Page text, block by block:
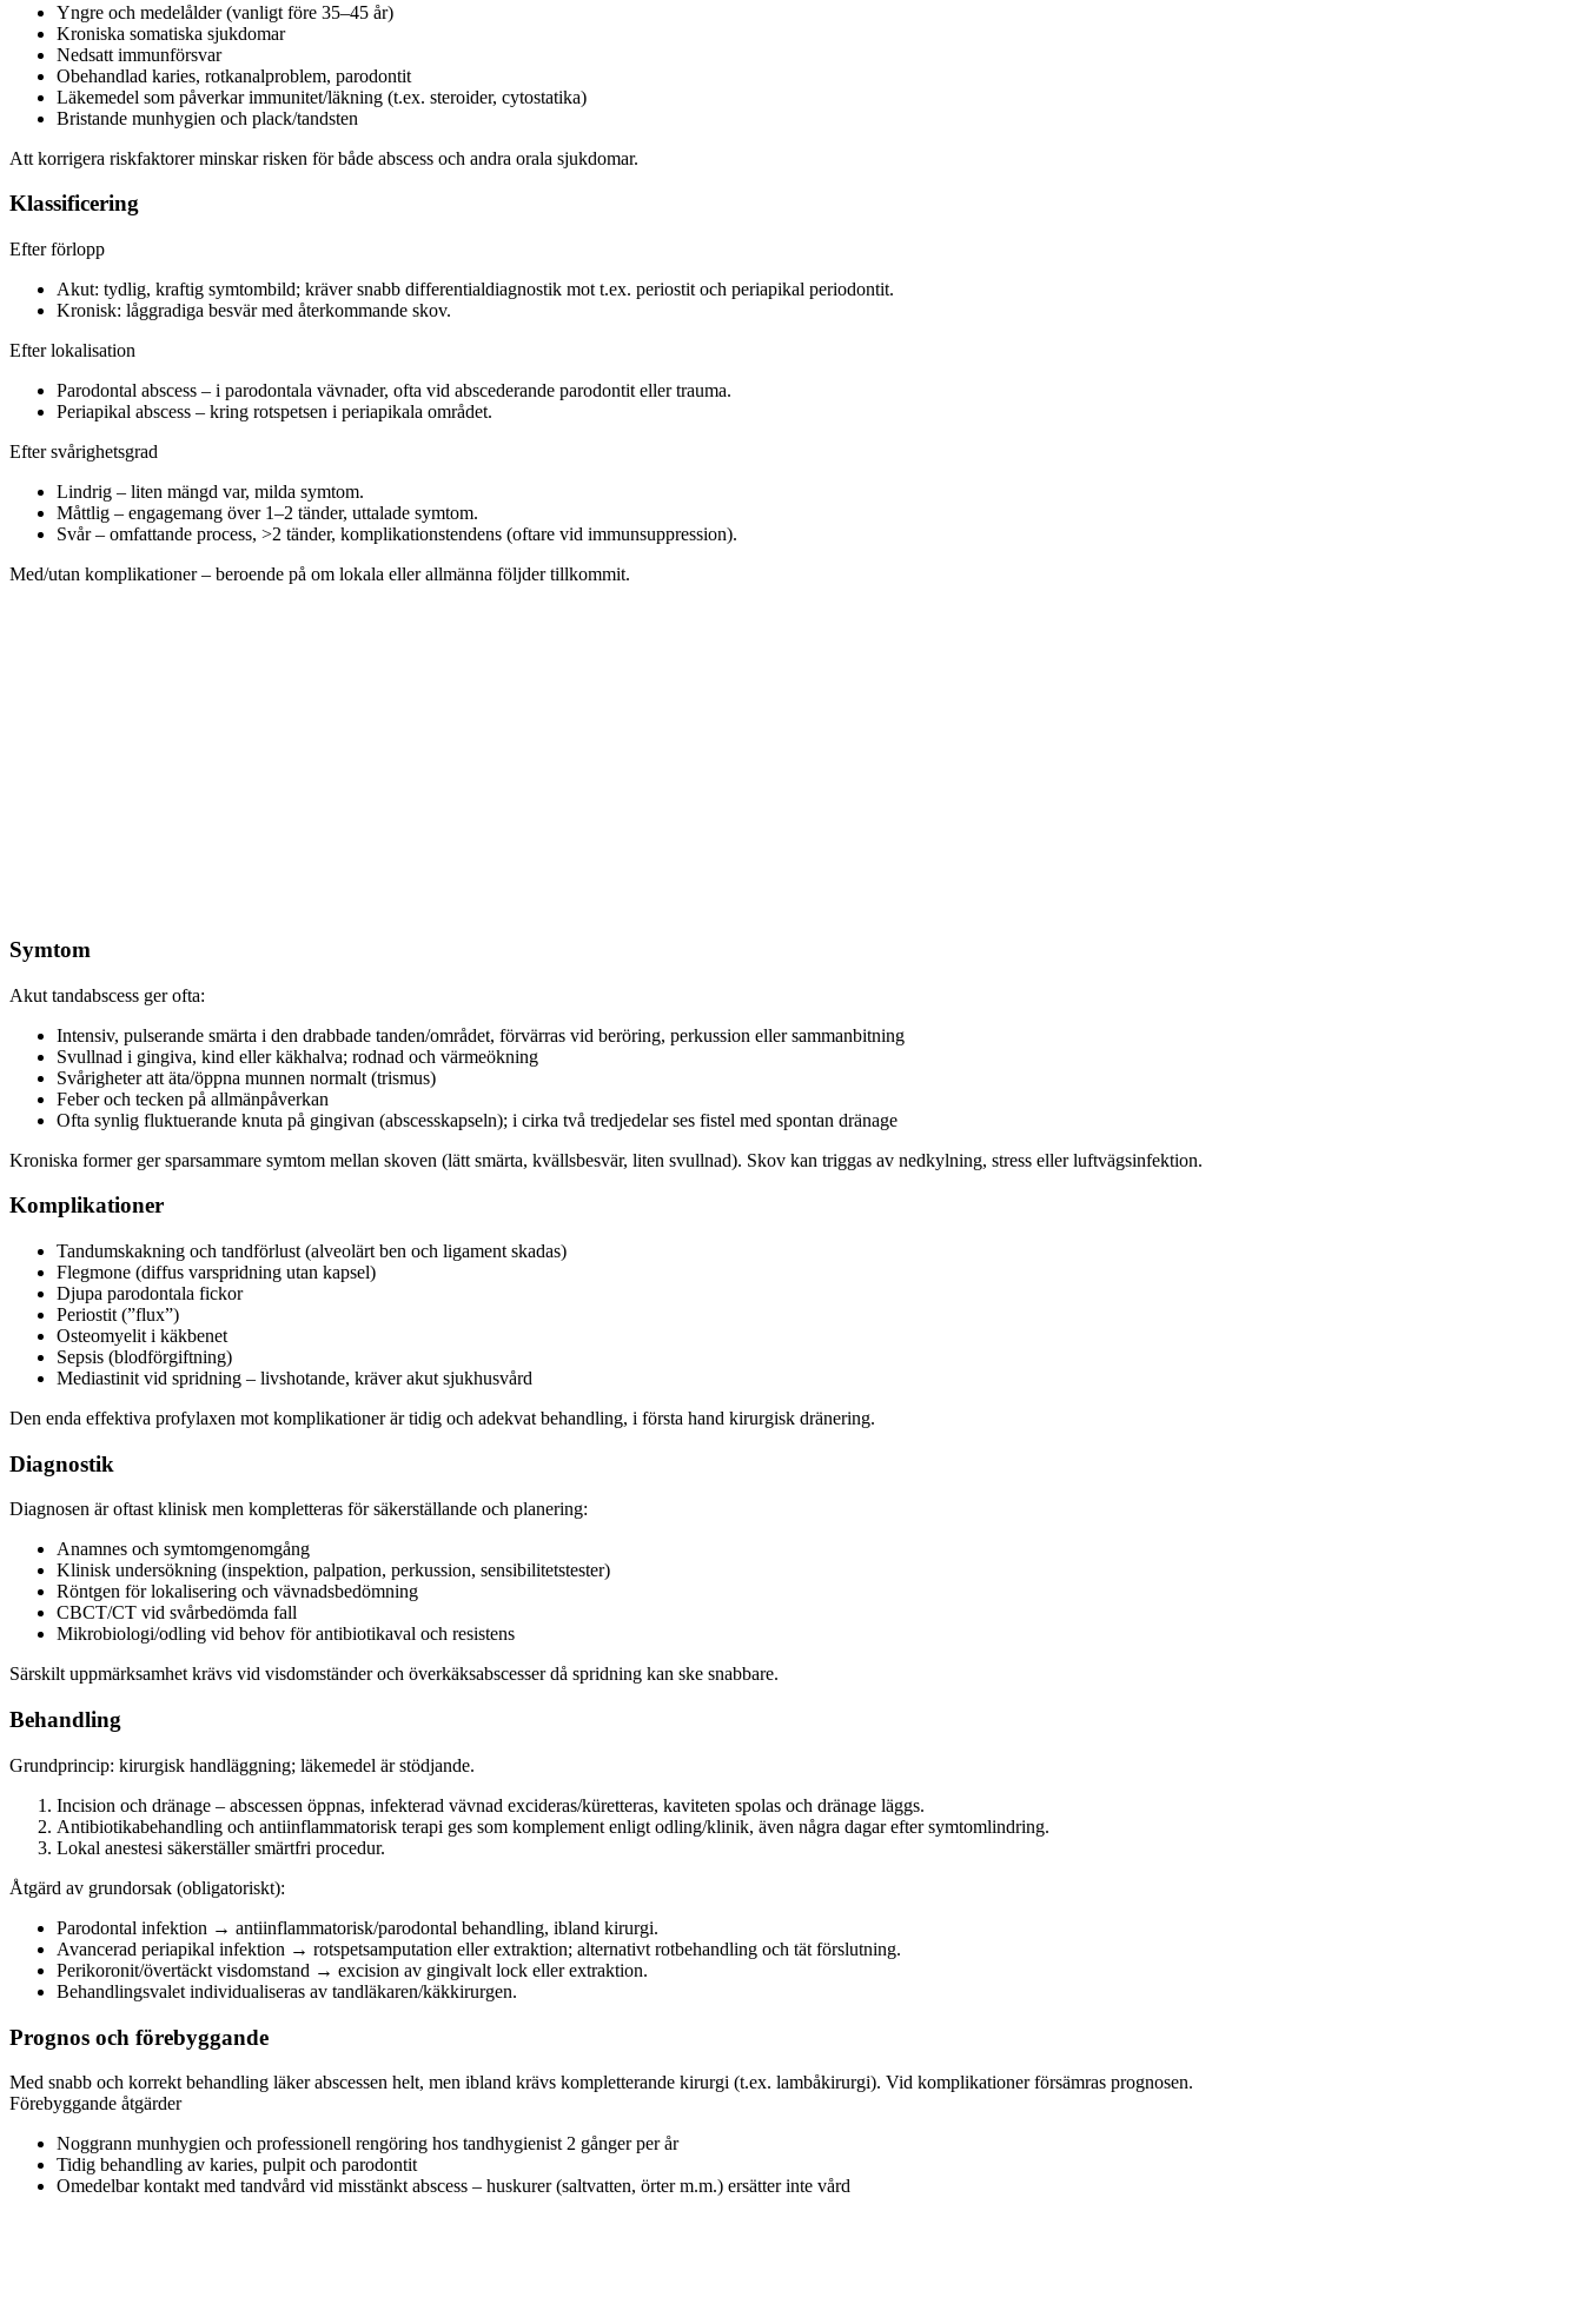
Yngre och medelålder (vanligt före 35–45 år)
Kroniska somatiska sjukdomar
Nedsatt immunförsvar
Obehandlad karies, rotkanalproblem, parodontit
Läkemedel som påverkar immunitet/läkning (t.ex. steroider, cytostatika)
Bristande munhygien och plack/tandsten
Att korrigera riskfaktorer minskar risken för både abscess och andra orala sjukdomar.
Klassificering
Efter förlopp
Akut: tydlig, kraftig symtombild; kräver snabb differentialdiagnostik mot t.ex. periostit och periapikal periodontit.
Kronisk: låggradiga besvär med återkommande skov.
Efter lokalisation
Parodontal abscess – i parodontala vävnader, ofta vid abscederande parodontit eller trauma.
Periapikal abscess – kring rotspetsen i periapikala området.
Efter svårighetsgrad
Lindrig – liten mängd var, milda symtom.
Måttlig – engagemang över 1–2 tänder, uttalade symtom.
Svår – omfattande process, >2 tänder, komplikationstendens (oftare vid immunsuppression).
Med/utan komplikationer – beroende på om lokala eller allmänna följder tillkommit.
Symtom
Akut tandabscess ger ofta:
Intensiv, pulserande smärta i den drabbade tanden/området, förvärras vid beröring, perkussion eller sammanbitning
Svullnad i gingiva, kind eller käkhalva; rodnad och värmeökning
Svårigheter att äta/öppna munnen normalt (trismus)
Feber och tecken på allmänpåverkan
Ofta synlig fluktuerande knuta på gingivan (abscesskapseln); i cirka två tredjedelar ses fistel med spontan dränage
Kroniska former ger sparsammare symtom mellan skoven (lätt smärta, kvällsbesvär, liten svullnad). Skov kan triggas av nedkylning, stress eller luftvägsinfektion.
Komplikationer
Tandumskakning och tandförlust (alveolärt ben och ligament skadas)
Flegmone (diffus varspridning utan kapsel)
Djupa parodontala fickor
Periostit (”flux”)
Osteomyelit i käkbenet
Sepsis (blodförgiftning)
Mediastinit vid spridning – livshotande, kräver akut sjukhusvård
Den enda effektiva profylaxen mot komplikationer är tidig och adekvat behandling, i första hand kirurgisk dränering.
Diagnostik
Diagnosen är oftast klinisk men kompletteras för säkerställande och planering:
Anamnes och symtomgenomgång
Klinisk undersökning (inspektion, palpation, perkussion, sensibilitetstester)
Röntgen för lokalisering och vävnadsbedömning
CBCT/CT vid svårbedömda fall
Mikrobiologi/odling vid behov för antibiotikaval och resistens
Särskilt uppmärksamhet krävs vid visdomständer och överkäksabscesser då spridning kan ske snabbare.
Behandling
Grundprincip: kirurgisk handläggning; läkemedel är stödjande.
Incision och dränage – abscessen öppnas, infekterad vävnad excideras/küretteras, kaviteten spolas och dränage läggs.
Antibiotikabehandling och antiinflammatorisk terapi ges som komplement enligt odling/klinik, även några dagar efter symtomlindring.
Lokal anestesi säkerställer smärtfri procedur.
Åtgärd av grundorsak (obligatoriskt):
Parodontal infektion → antiinflammatorisk/parodontal behandling, ibland kirurgi.
Avancerad periapikal infektion → rotspetsamputation eller extraktion; alternativt rotbehandling och tät förslutning.
Perikoronit/övertäckt visdomstand → excision av gingivalt lock eller extraktion.
Behandlingsvalet individualiseras av tandläkaren/käkkirurgen.
Prognos och förebyggande
Med snabb och korrekt behandling läker abscessen helt, men ibland krävs kompletterande kirurgi (t.ex. lambåkirurgi). Vid komplikationer försämras prognosen.
Förebyggande åtgärder
Noggrann munhygien och professionell rengöring hos tandhygienist 2 gånger per år
Tidig behandling av karies, pulpit och parodontit
Omedelbar kontakt med tandvård vid misstänkt abscess – huskurer (saltvatten, örter m.m.) ersätter inte vård